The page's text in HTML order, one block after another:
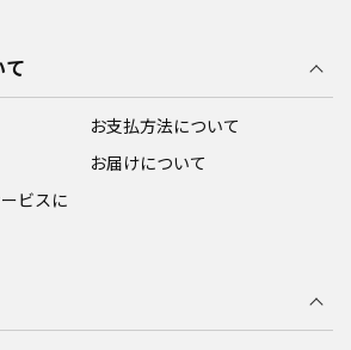
て
お支払方法について
お届けについて
ビスに